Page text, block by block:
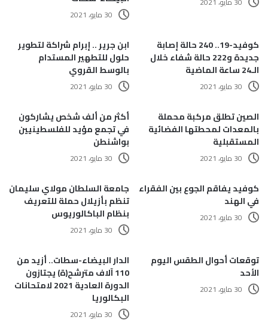
30 مايو، 2021
كوفيد-19.. 240 حالة إصابة
جديدة و222 حالة شفاء خلال
الـ24 ساعة الماضية
30 مايو، 2021
ابن جرير .. إبرام شراكة لتطوير
حلول للتطهير المستدام
بالوسط القروي
30 مايو، 2021
الصين تطلق مركبة محملة
بالمعدات لمحطتها الفضائية
المستقبلية
30 مايو، 2021
أكثر من ألف شخص يشاركون
في تجمع مؤيد للفلسطينيين
بواشنطن
30 مايو، 2021
كوفيد يفاقم الجوع بين الفقراء
في الهند
30 مايو، 2021
جامعة السلطان مولاي سليمان
تنظم بأزيلال حملة للتعريف
بنظام الباكالوريوس
30 مايو، 2021
توقعات أحوال الطقس اليوم
الأحد
30 مايو، 2021
الدار البيضاء-سطات.. أزيد من
110 آلاف مترشح(ة) يجتازون
الدورة العادية 2021 لامتحانات
البكالوريا
30 مايو، 2021